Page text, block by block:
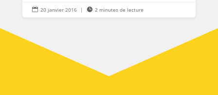
 20 janvier 2016 |  2 minutes de lecture